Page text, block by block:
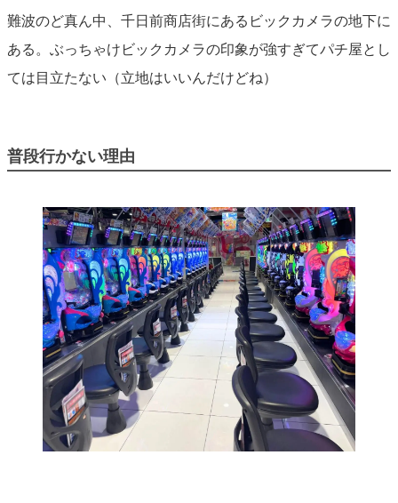
難波のど真ん中、千日前商店街にあるビックカメラの地下に
ある。ぶっちゃけビックカメラの印象が強すぎてパチ屋とし
ては目立たない（立地はいいんだけどね）
普段行かない理由